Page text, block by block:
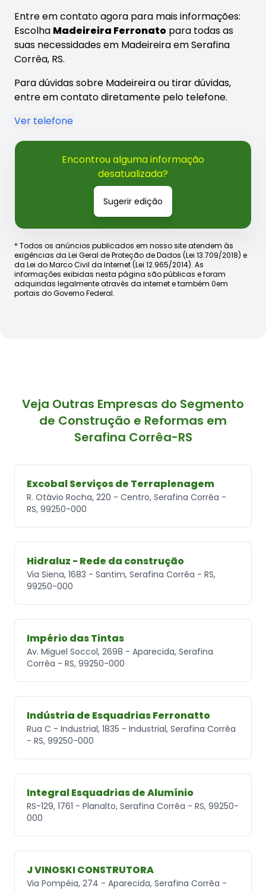
Entre em contato agora para mais informações:
Escolha Madeireira Ferronato para todas as
suas necessidades em Madeireira em Serafina
Corrêa, RS.
Para dúvidas sobre Madeireira ou tirar dúvidas,
entre em contato diretamente pelo telefone.
Ver telefone
Encontrou alguma informação
desatualizada?
Sugerir edição
* Todos os anúncios publicados em nosso site atendem às
exigências da Lei Geral de Proteção de Dados (Lei 13.709/2018) e
da Lei do Marco Civil da Internet (Lei 12.965/2014). As
informações exibidas nesta página são públicas e foram
adquiridas legalmente através da internet e também 0em
portais do Governo Federal.
Veja Outras Empresas do Segmento
de Construção e Reformas em
Serafina Corrêa-RS
Excobal Serviços de Terraplenagem
R. Otávio Rocha, 220 - Centro, Serafina Corrêa -
RS, 99250-000
Hidraluz - Rede da construção
Via Siena, 1683 - Santim, Serafina Corrêa - RS,
99250-000
Império das Tintas
Av. Miguel Soccol, 2698 - Aparecida, Serafina
Corrêa - RS, 99250-000
Indústria de Esquadrias Ferronatto
Rua C - Industrial, 1835 - Industrial, Serafina Corrêa
- RS, 99250-000
Integral Esquadrias de Alumínio
RS-129, 1761 - Planalto, Serafina Corrêa - RS, 99250-
000
J VINOSKI CONSTRUTORA
Via Pompéia, 274 - Aparecida, Serafina Corrêa -